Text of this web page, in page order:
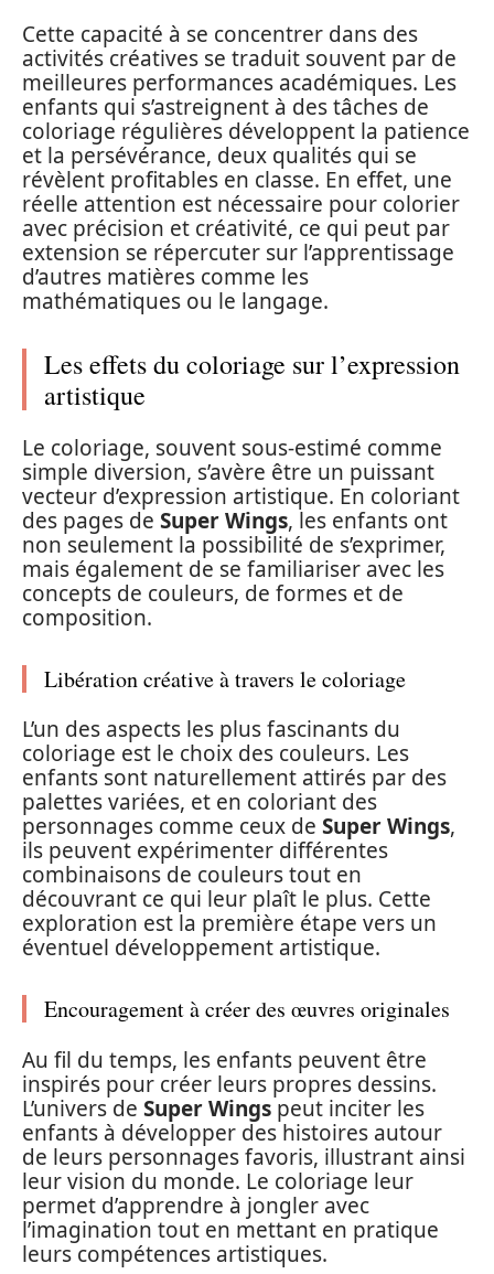
Cette capacité à se concentrer dans des
activités créatives se traduit souvent par de
meilleures performances académiques. Les
enfants qui s’astreignent à des tâches de
coloriage régulières développent la patience
et la persévérance, deux qualités qui se
révèlent profitables en classe. En effet, une
réelle attention est nécessaire pour colorier
avec précision et créativité, ce qui peut par
extension se répercuter sur l’apprentissage
d’autres matières comme les
mathématiques ou le langage.
Les effets du coloriage sur l’expression
artistique
Le coloriage, souvent sous-estimé comme
simple diversion, s’avère être un puissant
vecteur d’expression artistique. En coloriant
des pages de Super Wings, les enfants ont
non seulement la possibilité de s’exprimer,
mais également de se familiariser avec les
concepts de couleurs, de formes et de
composition.
Libération créative à travers le coloriage
L’un des aspects les plus fascinants du
coloriage est le choix des couleurs. Les
enfants sont naturellement attirés par des
palettes variées, et en coloriant des
personnages comme ceux de Super Wings,
ils peuvent expérimenter différentes
combinaisons de couleurs tout en
découvrant ce qui leur plaît le plus. Cette
exploration est la première étape vers un
éventuel développement artistique.
Encouragement à créer des œuvres originales
Au fil du temps, les enfants peuvent être
inspirés pour créer leurs propres dessins.
L’univers de Super Wings peut inciter les
enfants à développer des histoires autour
de leurs personnages favoris, illustrant ainsi
leur vision du monde. Le coloriage leur
permet d’apprendre à jongler avec
l’imagination tout en mettant en pratique
leurs compétences artistiques.